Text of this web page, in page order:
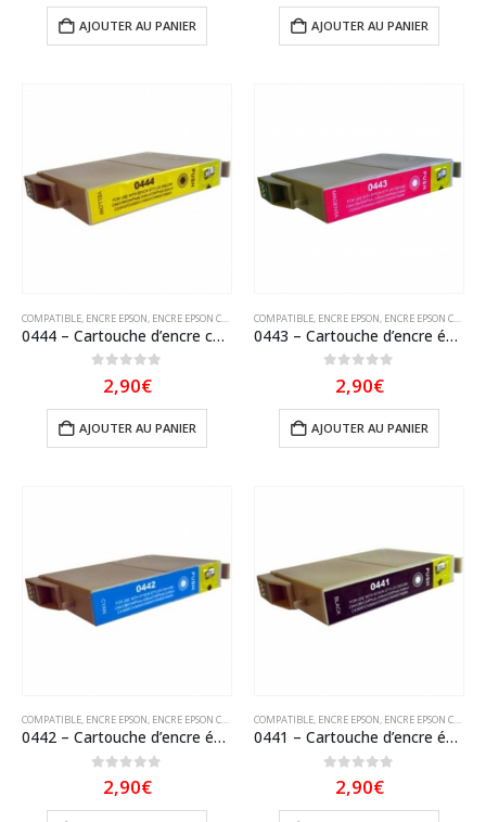
AJOUTER AU PANIER AJOUTER AU PANIER
COMPATIBLE, ENCRE EPSON, ENCRE EPSON COMPATIBLE
0444 – Cartouche d’encre compatible EPSON T0444 compatible « Parasol » Jaune
sur 5
2,90€
AJOUTER AU PANIER
COMPATIBLE, ENCRE EPSON, ENCRE EPSON COMPATIBLE
0443 – Cartouche d’encre équivalent EPSON T0443 compatible « Parasol » Magenta
sur 5
2,90€
AJOUTER AU PANIER
COMPATIBLE, ENCRE EPSON, ENCRE EPSON COMPATIBLE
0442 – Cartouche d’encre équivalent EPSON T0442 compatible « Parasol » Cyan
sur 5
2,90€
COMPATIBLE, ENCRE EPSON, ENCRE EPSON COMPATIBLE
0441 – Cartouche d’encre équivalent EPSON T0441 compatible « Parasol » Noir
sur 5
2,90€